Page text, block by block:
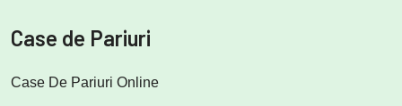
Case de Pariuri
Case De Pariuri Online